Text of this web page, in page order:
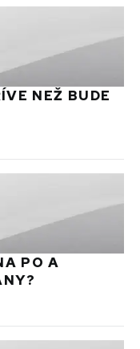
NEŽ BUDE
PO A